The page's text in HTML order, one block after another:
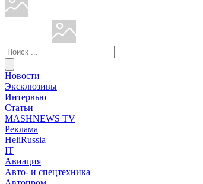
Новости
Эксклюзивы
Интервью
Статьи
MASHNEWS TV
Реклама
HeliRussia
IT
Авиация
Авто- и спецтехника